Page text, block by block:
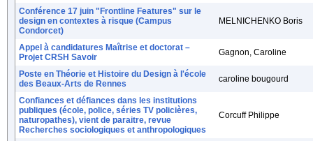
Conférence 17 juin "Frontline Features" sur le
design en contextes à risque (Campus
Condorcet)
MELNICHENKO Boris
Appel à candidatures Maîtrise et doctorat –
Projet CRSH Savoir
Gagnon, Caroline
Poste en Théorie et Histoire du Design à l'école
des Beaux-Arts de Rennes
caroline bougourd
Confiances et défiances dans les institutions
publiques (école, police, séries TV policières,
naturopathes), vient de paraitre, revue
Recherches sociologiques et anthropologiques
Corcuff Philippe